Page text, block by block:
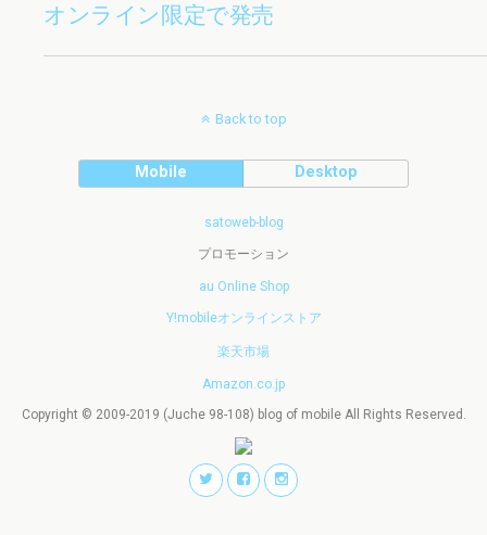
オンライン限定で発売
Back to top
Mobile Desktop
satoweb-blog
プロモーション
au Online Shop
Y!mobileオンラインストア
楽天市場
Amazon.co.jp
Copyright © 2009-2019 (Juche 98-108) blog of mobile All Rights Reserved.